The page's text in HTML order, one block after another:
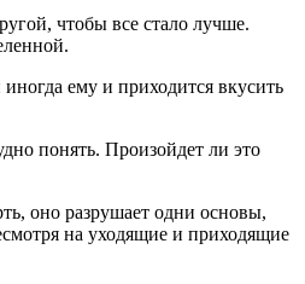
чтобы все стало лучше.
ему и приходится вкусить
понять. Произойдет ли это
оно разрушает одни основы,
на уходящие и приходящие